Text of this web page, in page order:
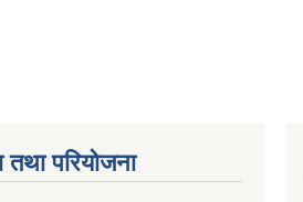
तथा परियोजना